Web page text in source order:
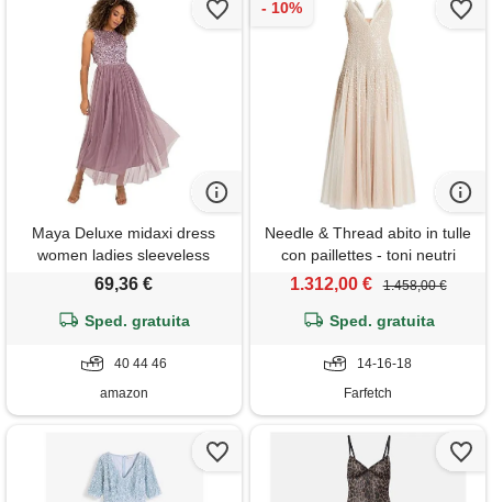
Maya Deluxe midaxi dress
women ladies sleeveless
sequins high empire waist
guest ball vestito per
lilac, 14 donna
69,36 €
Sped. gratuita
40 44 46
amazon
Needle & Thread abito in tulle
con paillettes - toni neutri
1.312,00 € 1.458,00 €
Sped. gratuita
14-16-18
Farfetch